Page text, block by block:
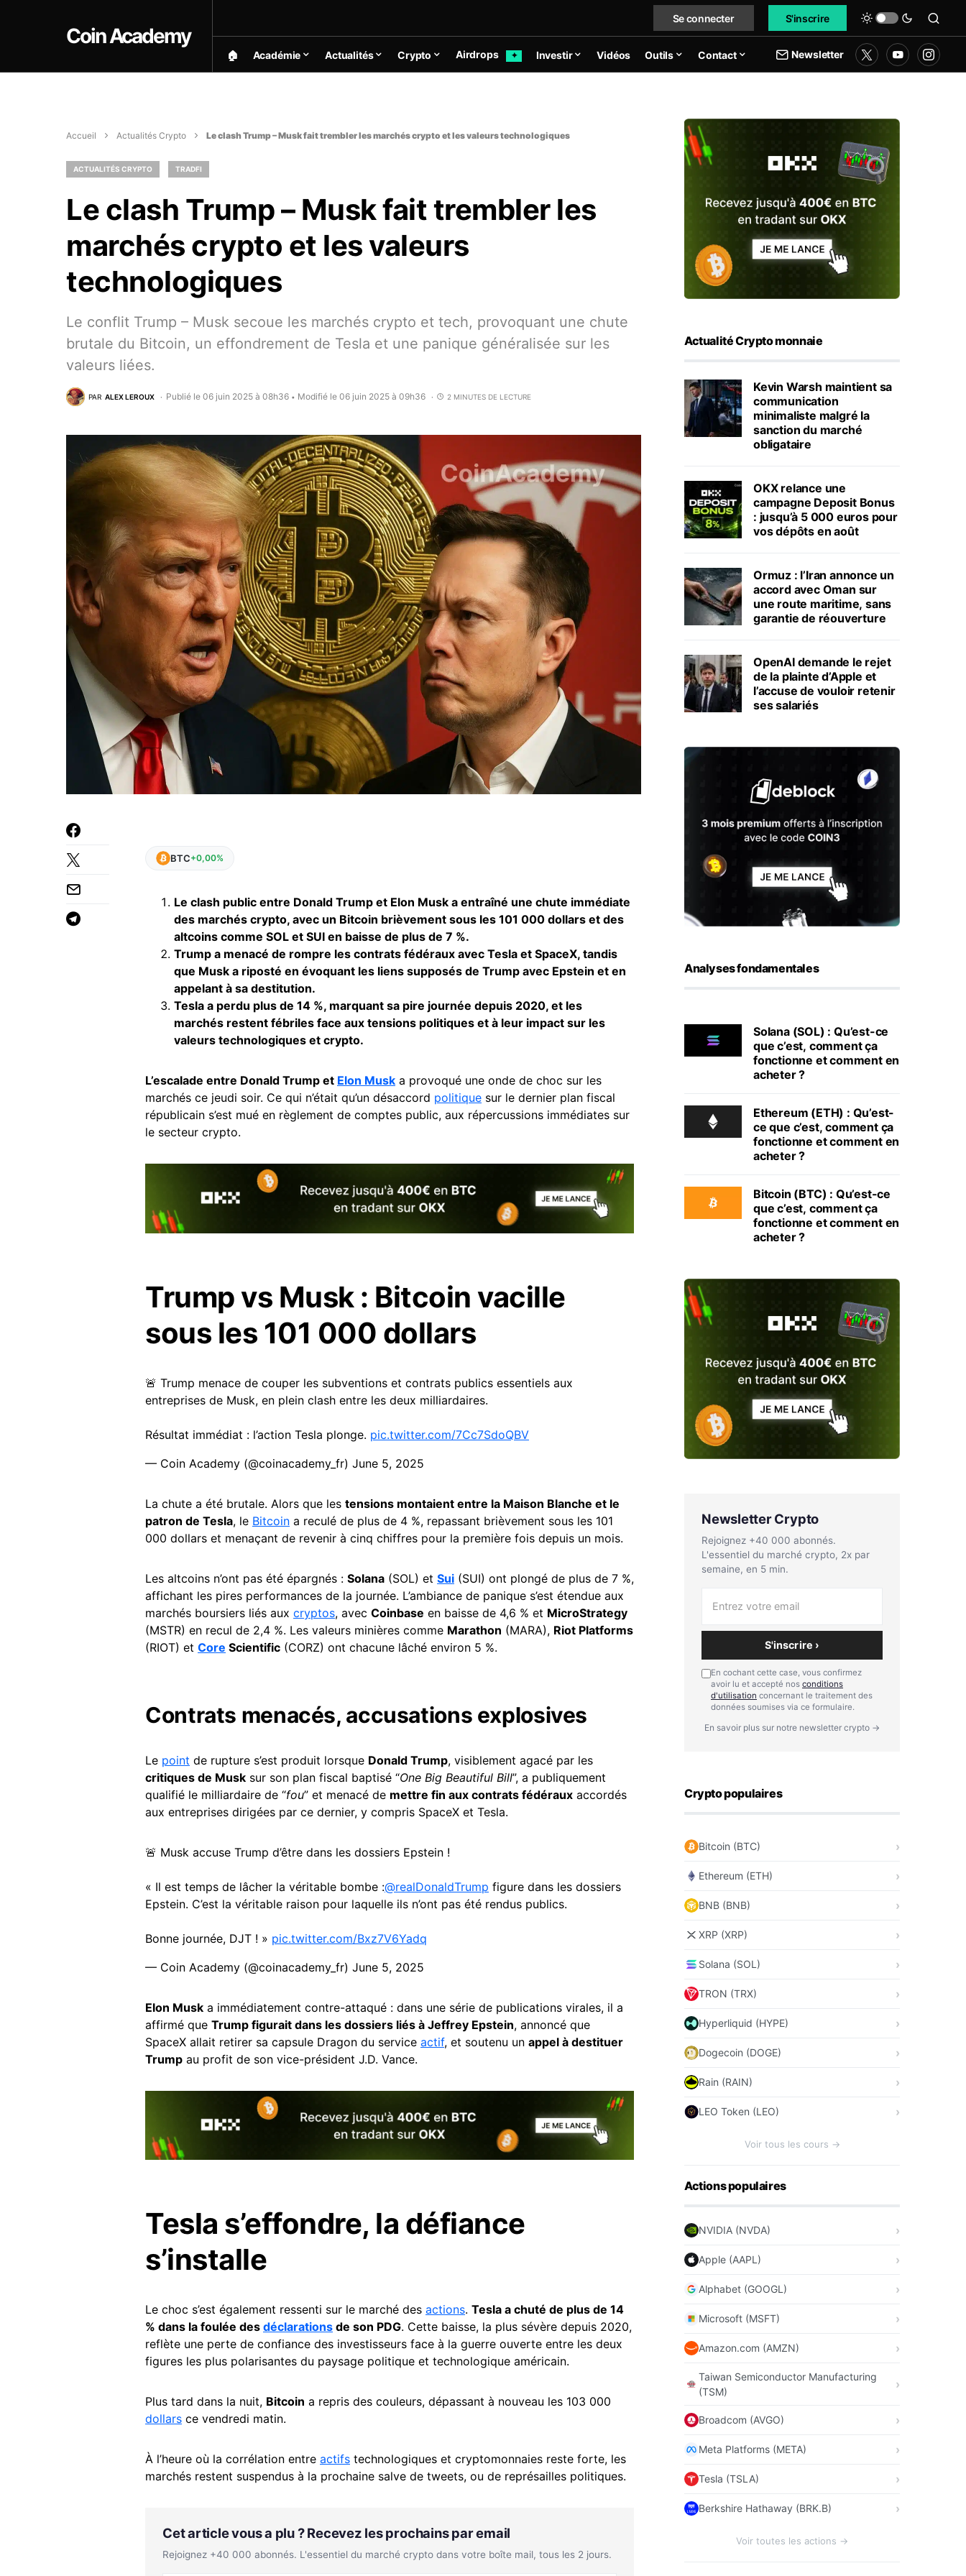
Coin Academy
Se connecter S'inscrire
🏠︎ Académie Actualités Crypto Airdrops ✦ Investir Vidéos Outils Contact Newsletter
Accueil Actualités Crypto Le clash Trump – Musk fait trembler les marchés crypto et les valeurs technologiques
ACTUALITÉS CRYPTO TRADFI
Le clash Trump – Musk fait trembler les
marchés crypto et les valeurs
technologiques
Le conflit Trump – Musk secoue les marchés crypto et tech, provoquant une chute
brutale du Bitcoin, un effondrement de Tesla et une panique généralisée sur les
valeurs liées.
PAR ALEX LEROUX Publié le 06 juin 2025 à 08h36 • Modifié le 06 juin 2025 à 09h36 2 MINUTES DE LECTURE
BTC+0,00%
Le clash public entre Donald Trump et Elon Musk a entraîné une chute immédiate
des marchés crypto, avec un Bitcoin brièvement sous les 101 000 dollars et des
altcoins comme SOL et SUI en baisse de plus de 7 %.
Trump a menacé de rompre les contrats fédéraux avec Tesla et SpaceX, tandis
que Musk a riposté en évoquant les liens supposés de Trump avec Epstein et en
appelant à sa destitution.
Tesla a perdu plus de 14 %, marquant sa pire journée depuis 2020, et les
marchés restent fébriles face aux tensions politiques et à leur impact sur les
valeurs technologiques et crypto.
L’escalade entre Donald Trump et Elon Musk a provoqué une onde de choc sur les
marchés ce jeudi soir. Ce qui n’était qu’un désaccord politique sur le dernier plan fiscal
républicain s’est mué en règlement de comptes public, aux répercussions immédiates sur
le secteur crypto.
Trump vs Musk : Bitcoin vacille
sous les 101 000 dollars
🚨 Trump menace de couper les subventions et contrats publics essentiels aux
entreprises de Musk, en plein clash entre les deux milliardaires.
Résultat immédiat : l’action Tesla plonge. pic.twitter.com/7Cc7SdoQBV
— Coin Academy (@coinacademy_fr) June 5, 2025
La chute a été brutale. Alors que les tensions montaient entre la Maison Blanche et le
patron de Tesla, le Bitcoin a reculé de plus de 4 %, repassant brièvement sous les 101
000 dollars et menaçant de revenir à cinq chiffres pour la première fois depuis un mois.
Les altcoins n’ont pas été épargnés : Solana (SOL) et Sui (SUI) ont plongé de plus de 7 %,
affichant les pires performances de la journée. L’ambiance de panique s’est étendue aux
marchés boursiers liés aux cryptos, avec Coinbase en baisse de 4,6 % et MicroStrategy
(MSTR) en recul de 2,4 %. Les valeurs minières comme Marathon (MARA), Riot Platforms
(RIOT) et Core Scientific (CORZ) ont chacune lâché environ 5 %.
Contrats menacés, accusations explosives
Le point de rupture s’est produit lorsque Donald Trump, visiblement agacé par les
critiques de Musk sur son plan fiscal baptisé “One Big Beautiful Bill”, a publiquement
qualifié le milliardaire de “fou” et menacé de mettre fin aux contrats fédéraux accordés
aux entreprises dirigées par ce dernier, y compris SpaceX et Tesla.
🚨 Musk accuse Trump d’être dans les dossiers Epstein !
« Il est temps de lâcher la véritable bombe :@realDonaldTrump figure dans les dossiers
Epstein. C’est la véritable raison pour laquelle ils n’ont pas été rendus publics.
Bonne journée, DJT ! » pic.twitter.com/Bxz7V6Yadq
— Coin Academy (@coinacademy_fr) June 5, 2025
Elon Musk a immédiatement contre-attaqué : dans une série de publications virales, il a
affirmé que Trump figurait dans les dossiers liés à Jeffrey Epstein, annoncé que
SpaceX allait retirer sa capsule Dragon du service actif, et soutenu un appel à destituer
Trump au profit de son vice-président J.D. Vance.
Tesla s’effondre, la défiance
s’installe
Le choc s’est également ressenti sur le marché des actions. Tesla a chuté de plus de 14
% dans la foulée des déclarations de son PDG. Cette baisse, la plus sévère depuis 2020,
reflète une perte de confiance des investisseurs face à la guerre ouverte entre les deux
figures les plus polarisantes du paysage politique et technologique américain.
Plus tard dans la nuit, Bitcoin a repris des couleurs, dépassant à nouveau les 103 000
dollars ce vendredi matin.
À l’heure où la corrélation entre actifs technologiques et cryptomonnaies reste forte, les
marchés restent suspendus à la prochaine salve de tweets, ou de représailles politiques.
Cet article vous a plu ? Recevez les prochains par email
Rejoignez +40 000 abonnés. L'essentiel du marché crypto dans votre boîte mail, tous les 2 jours.
Actualité Crypto monnaie
Kevin Warsh maintient sa
communication
minimaliste malgré la
sanction du marché
obligataire
OKX relance une
campagne Deposit Bonus
: jusqu’à 5 000 euros pour
vos dépôts en août
Ormuz : l’Iran annonce un
accord avec Oman sur
une route maritime, sans
garantie de réouverture
OpenAI demande le rejet
de la plainte d’Apple et
l’accuse de vouloir retenir
ses salariés
Analyses fondamentales
Solana (SOL) : Qu’est-ce
que c’est, comment ça
fonctionne et comment en
acheter ?
Ethereum (ETH) : Qu’est-
ce que c’est, comment ça
fonctionne et comment en
acheter ?
Bitcoin (BTC) : Qu’est-ce
que c’est, comment ça
fonctionne et comment en
acheter ?
Newsletter Crypto
Rejoignez +40 000 abonnés.
L'essentiel du marché crypto, 2x par
semaine, en 5 min.
S'inscrire ›
En cochant cette case, vous confirmez
avoir lu et accepté nos conditions
d'utilisation concernant le traitement des
données soumises via ce formulaire.
En savoir plus sur notre newsletter crypto →
Crypto populaires
Bitcoin (BTC)
Ethereum (ETH)
BNB (BNB)
XRP (XRP)
Solana (SOL)
TRON (TRX)
Hyperliquid (HYPE)
Dogecoin (DOGE)
Rain (RAIN)
LEO Token (LEO)
Voir tous les cours →
Actions populaires
NVIDIA (NVDA)
Apple (AAPL)
Alphabet (GOOGL)
Microsoft (MSFT)
Amazon.com (AMZN)
Taiwan Semiconductor Manufacturing
(TSM)
Broadcom (AVGO)
Meta Platforms (META)
Tesla (TSLA)
Berkshire Hathaway (BRK.B)
Voir toutes les actions →